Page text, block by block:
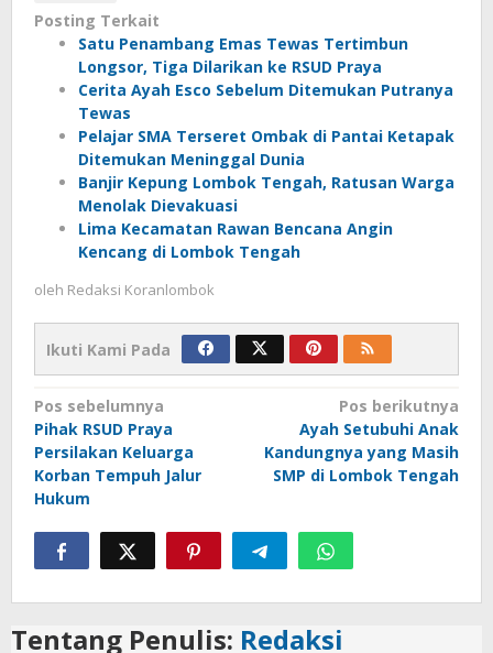
Posting Terkait
Satu Penambang Emas Tewas Tertimbun
Longsor, Tiga Dilarikan ke RSUD Praya
Cerita Ayah Esco Sebelum Ditemukan Putranya
Tewas
Pelajar SMA Terseret Ombak di Pantai Ketapak
Ditemukan Meninggal Dunia
Banjir Kepung Lombok Tengah, Ratusan Warga
Menolak Dievakuasi
Lima Kecamatan Rawan Bencana Angin
Kencang di Lombok Tengah
oleh Redaksi Koranlombok
Ikuti Kami Pada
Navigasi
pos
Pos sebelumnya
Pihak RSUD Praya
Persilakan Keluarga
Korban Tempuh Jalur
Hukum
Pos berikutnya
Ayah Setubuhi Anak
Kandungnya yang Masih
SMP di Lombok Tengah
Tentang Penulis: Redaksi